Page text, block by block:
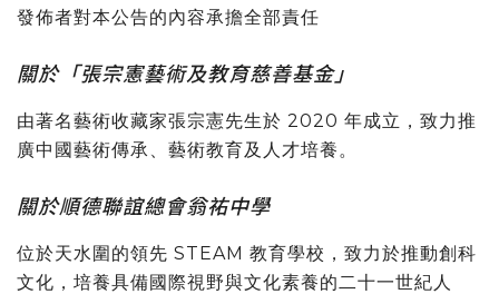
發佈者對本公告的內容承擔全部責任
關於「張宗憲藝術及教育慈善基金」
由著名藝術收藏家張宗憲先生於 2020 年成立，致力推
廣中國藝術傳承、藝術教育及人才培養。
關於順德聯誼總會翁祐中學
位於天水圍的領先 STEAM 教育學校，致力於推動創科
文化，培養具備國際視野與文化素養的二十一世紀人